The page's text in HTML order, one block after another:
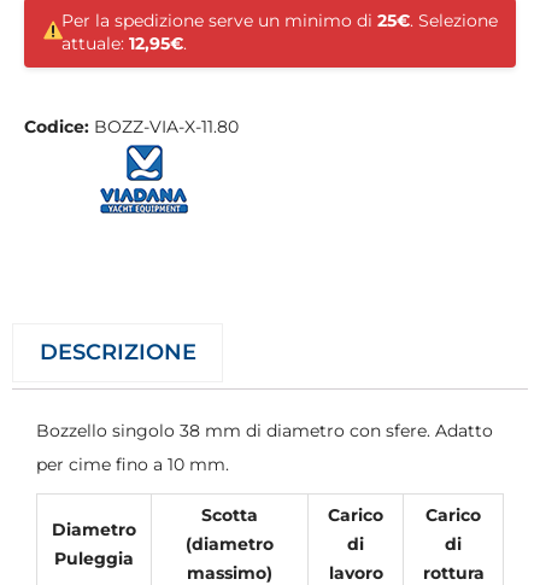
Per la spedizione serve un minimo di 25€. Selezione
attuale: 12,95€.
Codice: BOZZ-VIA-X-11.80
DESCRIZIONE
Bozzello singolo 38 mm di diametro con sfere. Adatto
per cime fino a 10 mm.
Diametro
Puleggia
Scotta
(diametro
massimo)
Carico
di
lavoro
Carico
di
rottura